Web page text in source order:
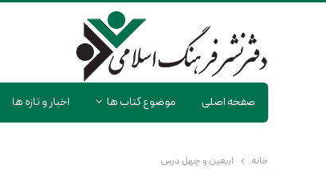
صفحه اصلی موضوع کتاب ها اخبار و تازه ها
خانه
اربعین و چهل درس